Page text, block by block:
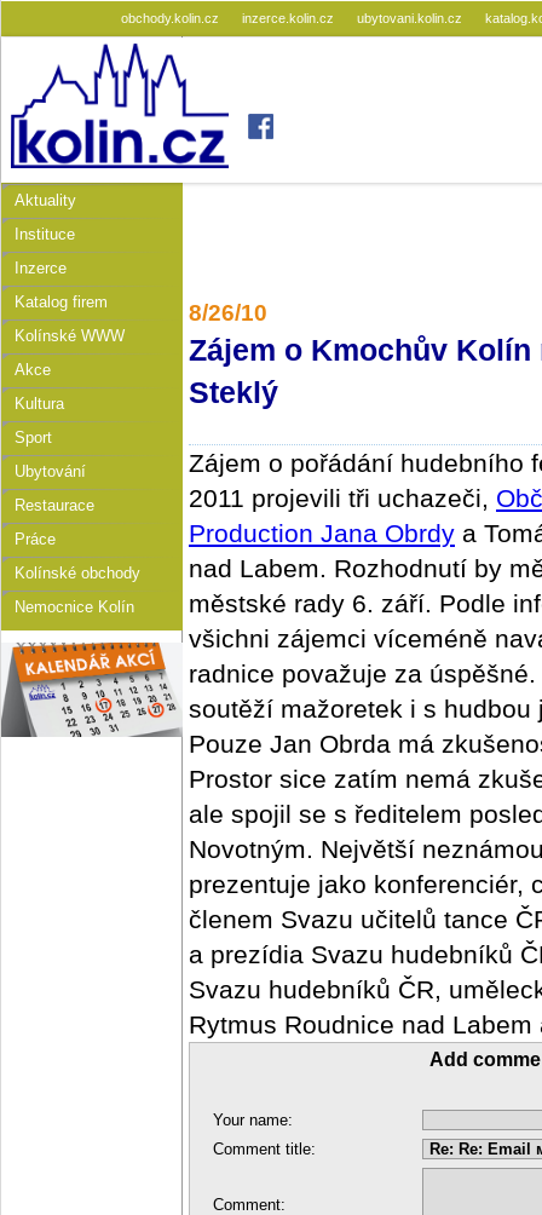
obchody.kolin.cz inzerce.kolin.cz ubytovani.kolin.cz
Aktuality
Instituce
Inzerce
Katalog firem
Kolínské WWW
Akce
Kultura
Sport
Ubytování
Restaurace
Práce
Kolínské obchody
Nemocnice Kolín
8/26/10
Zájem o Kmochův
Steklý
Zájem o pořádání hudebního
2011 projevili tři uchazeči,
Production Jana Obrdy a
nad Labem. Rozhodnutí by
městské rady 6. září. Podle
všichni zájemci víceméně
radnice považuje za
soutěží mažoretek i s
Pouze Jan Obrda má
Prostor sice zatím nemá
ale spojil se s ředitelem
Novotným. Největší
prezentuje jako konferenciér,
členem Svazu učitelů tance
a prezídia Svazu hudebníků
Svazu hudebníků ČR,
Rytmus Roudnice nad
Add
Your name:
Comment title:
Comment: